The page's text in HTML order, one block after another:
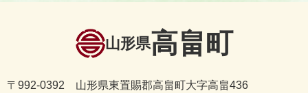
山形県高畠町
〒992-0392 山形県東置賜郡高畠町大字高畠436